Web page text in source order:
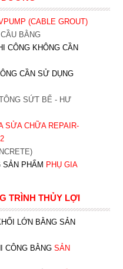
(CABLE GROUT)
BẰNG
CÔNG KHÔNG CẦN
CẦN SỬ DỤNG
SỨT BỂ - HƯ
SỬA CHỮA REPAIR-
PHẨM PHỤ GIA
TRÌNH THỦY LỢI
LỚN BẰNG SẢN
CÔNG BẰNG SẢN